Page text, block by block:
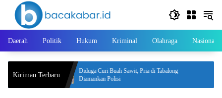
Langsung
konten
Daerah Politik Hukum Kriminal Olahraga Nasional
Kiriman Terbaru
tentang
Diduga Curi Buah Sawit, Pria di Tabalong
Diamankan Polisi